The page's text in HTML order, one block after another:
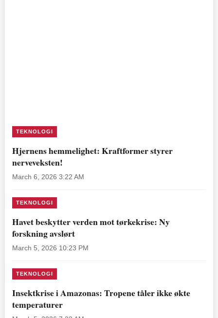
TEKNOLOGI
Hjernens hemmelighet: Kraftformer styrer
nerveveksten!
March 6, 2026 3:22 AM
TEKNOLOGI
Havet beskytter verden mot tørkekrise: Ny
forskning avslørt
March 5, 2026 10:23 PM
TEKNOLOGI
Insektkrise i Amazonas: Tropene tåler ikke økte
temperaturer